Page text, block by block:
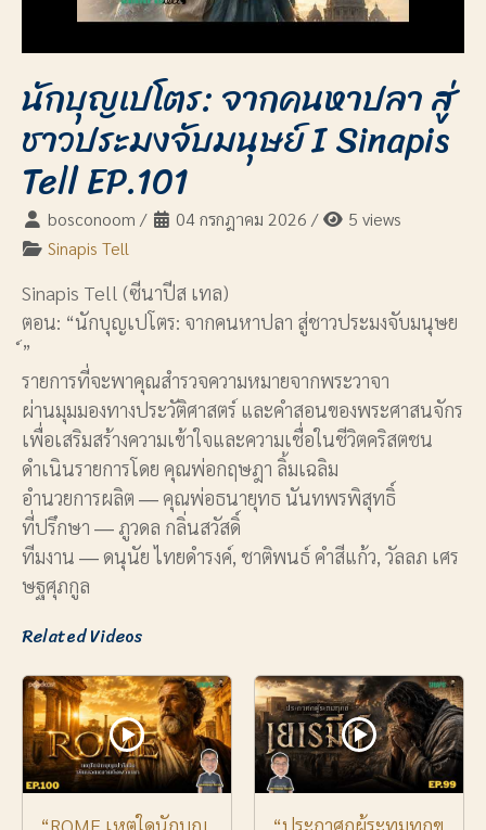
นักบุญเปโตร: จากคนหาปลา สู่
ชาวประมงจับมนุษย์ I Sinapis
Tell EP.101
bosconoom / 04 กรกฎาคม 2026 /
5 views
Sinapis Tell
Sinapis Tell (ซีนาปีส เทล)
ตอน: “นักบุญเปโตร: จากคนหาปลา สู่ชาวประมงจับมนุษย
์”
รายการที่จะพาคุณสำรวจความหมายจากพระวาจา
ผ่านมุมมองทางประวัติศาสตร์ และคำสอนของพระศาสนจักร
เพื่อเสริมสร้างความเข้าใจและความเชื่อในชีวิตคริสตชน
ดำเนินรายการโดย คุณพ่อกฤษฎา ลิ้มเฉลิม
อำนวยการผลิต ― คุณพ่อธนายุทธ นันทพรพิสุทธิ์
ที่ปรึกษา ― ภูวดล กลิ่นสวัสดิ์
ทีมงาน ― ดนุนัย ไทยดำรงค์, ชาติพนธ์ คำสีแก้ว, วัลลภ เศร
ษฐศุภกูล
Related Videos